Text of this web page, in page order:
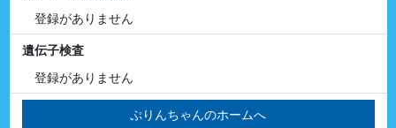
登録がありません
遺伝子検査
登録がありません
ぷりんちゃんのホームへ